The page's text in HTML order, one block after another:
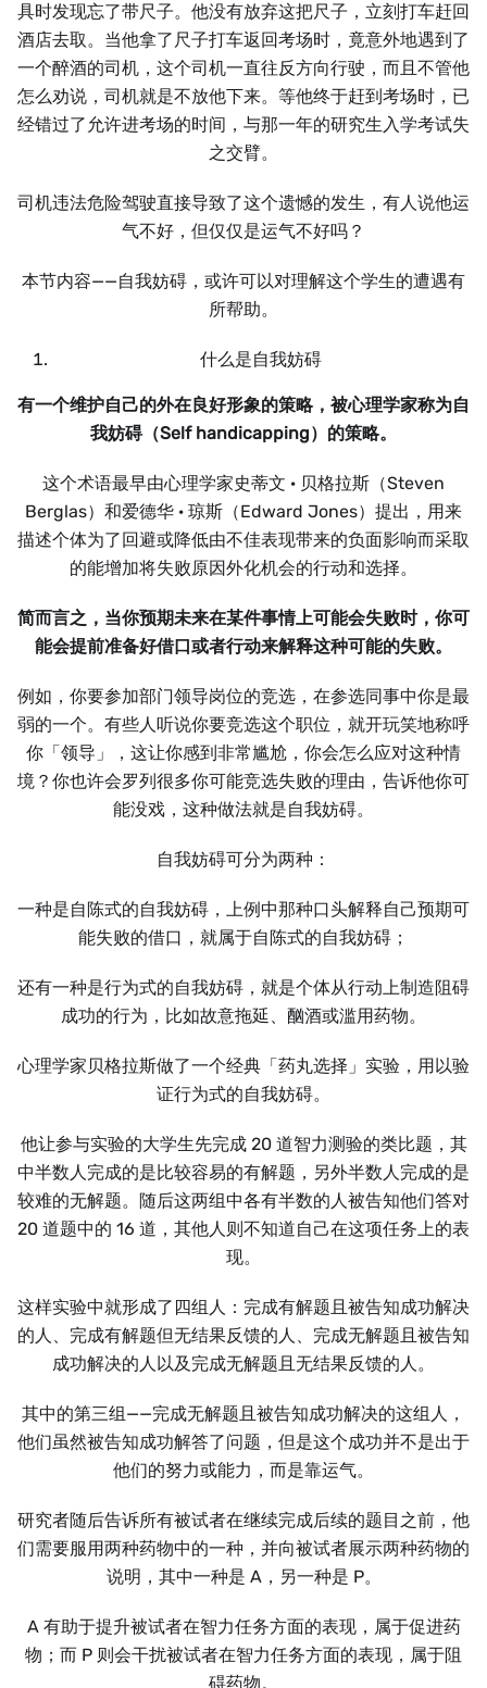
具时发现忘了带尺子。他没有放弃这把尺子，立刻打车赶回
酒店去取。当他拿了尺子打车返回考场时，竟意外地遇到了
一个醉酒的司机，这个司机一直往反方向行驶，而且不管他
怎么劝说，司机就是不放他下来。等他终于赶到考场时，已
经错过了允许进考场的时间，与那一年的研究生入学考试失
之交臂。
司机违法危险驾驶直接导致了这个遗憾的发生，有人说他运
气不好，但仅仅是运气不好吗？
本节内容——自我妨碍，或许可以对理解这个学生的遭遇有
所帮助。
什么是自我妨碍
有一个维护自己的外在良好形象的策略，被心理学家称为自
我妨碍（Self handicapping）的策略。
这个术语最早由心理学家史蒂文 · 贝格拉斯（Steven
Berglas）和爱德华 · 琼斯（Edward Jones）提出，用来
描述个体为了回避或降低由不佳表现带来的负面影响而采取
的能增加将失败原因外化机会的行动和选择。
简而言之，当你预期未来在某件事情上可能会失败时，你可
能会提前准备好借口或者行动来解释这种可能的失败。
例如，你要参加部门领导岗位的竞选，在参选同事中你是最
弱的一个。有些人听说你要竞选这个职位，就开玩笑地称呼
你「领导」，这让你感到非常尴尬，你会怎么应对这种情
境？你也许会罗列很多你可能竞选失败的理由，告诉他你可
能没戏，这种做法就是自我妨碍。
自我妨碍可分为两种：
一种是自陈式的自我妨碍，上例中那种口头解释自己预期可
能失败的借口，就属于自陈式的自我妨碍；
还有一种是行为式的自我妨碍，就是个体从行动上制造阻碍
成功的行为，比如故意拖延、酗酒或滥用药物。
心理学家贝格拉斯做了一个经典「药丸选择」实验，用以验
证行为式的自我妨碍。
他让参与实验的大学生先完成 20 道智力测验的类比题，其
中半数人完成的是比较容易的有解题，另外半数人完成的是
较难的无解题。随后这两组中各有半数的人被告知他们答对
20 道题中的 16 道，其他人则不知道自己在这项任务上的表
现。
这样实验中就形成了四组人：完成有解题且被告知成功解决
的人、完成有解题但无结果反馈的人、完成无解题且被告知
成功解决的人以及完成无解题且无结果反馈的人。
其中的第三组——完成无解题且被告知成功解决的这组人，
他们虽然被告知成功解答了问题，但是这个成功并不是出于
他们的努力或能力，而是靠运气。
研究者随后告诉所有被试者在继续完成后续的题目之前，他
们需要服用两种药物中的一种，并向被试者展示两种药物的
说明，其中一种是 A，另一种是 P。
A 有助于提升被试者在智力任务方面的表现，属于促进药
物；而 P 则会干扰被试者在智力任务方面的表现，属于阻
碍药物。